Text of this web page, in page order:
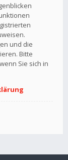
und die
Bitte
Sie sich in